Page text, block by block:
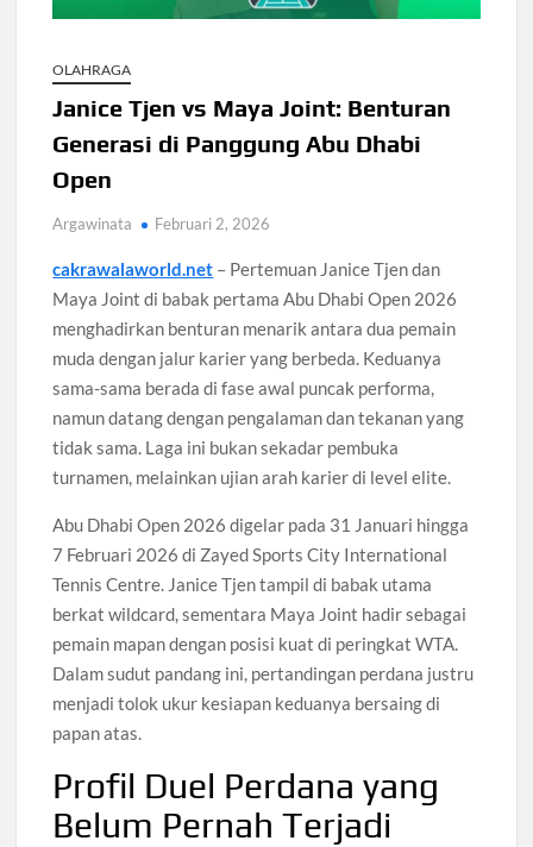
Informal Tembus 87,88 Juta Orang
Koperasi Desa Merah Putih Capai 83.382 Badan Hukum,
Pemerintah Percepat 35.857 Titik Operasional
Siswa SMA SMK Jabar Wajib Pilah Sampah Jadi Praktikum
TPPU Emas 74 Kg Febrie Adriansyah, Kejagung Periksa 3
Saksi Baru
Harga Tiket Kanye West Jakarta 2026 Mulai Rp1,875 Juta,
Australia Dukung Transformasi Layanan Kesehatan Primer
Indonesia Lewat Riset
OLAHRAGA
Janice Tjen vs Maya Joint: Benturan
Generasi di Panggung Abu Dhabi
Open
Argawinata Februari 2, 2026
cakrawalaworld.net – Pertemuan Janice Tjen dan
Maya Joint di babak pertama Abu Dhabi Open 2026
menghadirkan benturan menarik antara dua pemain
muda dengan jalur karier yang berbeda. Keduanya
sama-sama berada di fase awal puncak performa,
namun datang dengan pengalaman dan tekanan yang
tidak sama. Laga ini bukan sekadar pembuka
turnamen, melainkan ujian arah karier di level elite.
Abu Dhabi Open 2026 digelar pada 31 Januari hingga
7 Februari 2026 di Zayed Sports City International
Tennis Centre. Janice Tjen tampil di babak utama
berkat wildcard, sementara Maya Joint hadir sebagai
pemain mapan dengan posisi kuat di peringkat WTA.
Dalam sudut pandang ini, pertandingan perdana justru
menjadi tolok ukur kesiapan keduanya bersaing di
papan atas.
Profil Duel Perdana yang
Belum Pernah Terjadi